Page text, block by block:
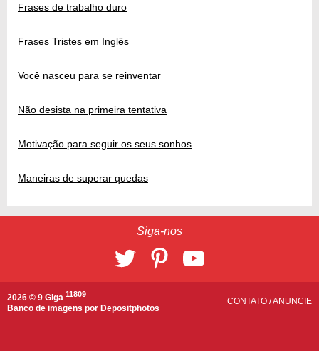
Frases de trabalho duro
Frases Tristes em Inglês
Você nasceu para se reinventar
Não desista na primeira tentativa
Motivação para seguir os seus sonhos
Maneiras de superar quedas
Siga-nos
2026 © 9 Giga 11809
Banco de imagens por Depositphotos
CONTATO /ANUNCIE